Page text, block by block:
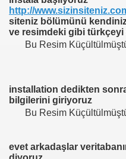
http://
siteniz bölümünü
ve resimdeki gibi
Bu Resim
installation dedikten
bilgilerini giriyoruz
Bu Resim
evet arkadaşlar
Multihack v1.8.8 Hile